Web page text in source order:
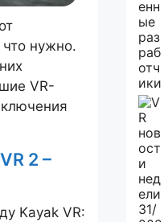
что нужно.
VR-
2 –
Kayak VR: